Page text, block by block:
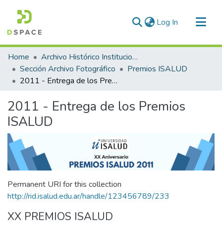
Log In (current)
Communities & Collections
All of DSpace
Statistics
Home
Archivo Histórico Institucional
Sección Archivo Fotográfico
Premios ISALUD
2011 - Entrega de los Premios ISALUD
2011 - Entrega de los Premios
ISALUD
Permanent URI for this collection
http://rid.isalud.edu.ar/handle/123456789/233
XX PREMIOS ISALUD